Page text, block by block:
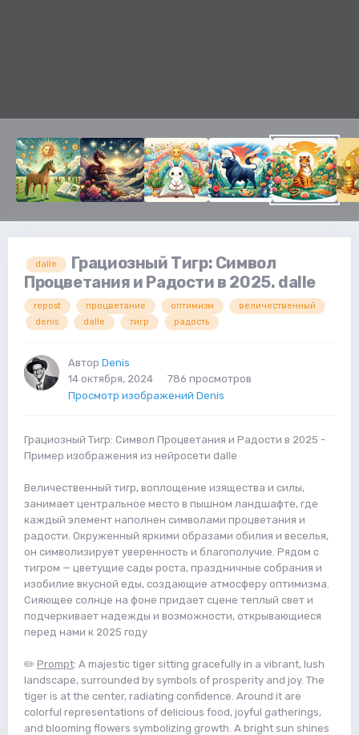
dalle
Грациозный Тигр: Символ
Процветания и Радости в 2025. dalle
repost процветание оптимизм
величественный
denis
dalle тигр радость
Автор Denis
14 октября, 2024
786 просмотров
Просмотр изображений Denis
Грациозный Тигр: Символ Процветания и Радости в 2025 -
Пример изображения из нейросети dalle
Величественный тигр, воплощение изящества и силы,
занимает центральное место в пышном ландшафте, где
каждый элемент наполнен символами процветания и
радости. Окруженный яркими образами обилия и веселья,
он символизирует уверенность и благополучие. Рядом с
тигром — цветущие сады роста, праздничные собрания и
изобилие вкусной еды, создающие атмосферу оптимизма.
Сияющее солнце на фоне придает сцене теплый свет и
подчеркивает надежды и возможности, открывающиеся
перед нами к 2025 году
✏️ Prompt: A majestic tiger sitting gracefully in a vibrant, lush
landscape, surrounded by symbols of prosperity and joy. The
tiger is at the center, radiating confidence. Around it are
colorful representations of delicious food, joyful gatherings,
and blooming flowers symbolizing growth. A bright sun shines